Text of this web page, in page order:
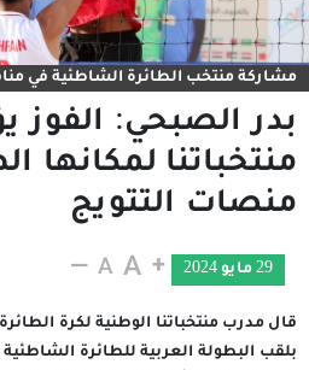
مشاركة منتخب الطائرة الشاطئية في
بدر الصبحي: الفوز
منتخباتنا لمكانها
منصات التتويج
29 مايو 2024
قال مدرب منتخباتنا الوطنية لكرة
بلقب البطولة العربية للطائرة الشاطئية